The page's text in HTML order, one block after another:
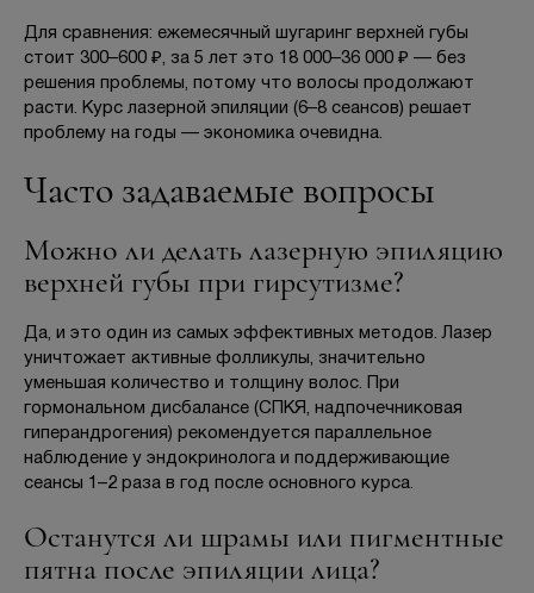
Для сравнения: ежемесячный шугаринг верхней губы
стоит 300–600 ₽, за 5 лет это 18 000–36 000 ₽ — без
решения проблемы, потому что волосы продолжают
расти. Курс лазерной эпиляции (6–8 сеансов) решает
проблему на годы — экономика очевидна.
Часто задаваемые вопросы
Можно ли делать лазерную эпиляцию
верхней губы при гирсутизме?
Да, и это один из самых эффективных методов. Лазер
уничтожает активные фолликулы, значительно
уменьшая количество и толщину волос. При
гормональном дисбалансе (СПКЯ, надпочечниковая
гиперандрогения) рекомендуется параллельное
наблюдение у эндокринолога и поддерживающие
сеансы 1–2 раза в год после основного курса.
Останутся ли шрамы или пигментные
пятна после эпиляции лица?